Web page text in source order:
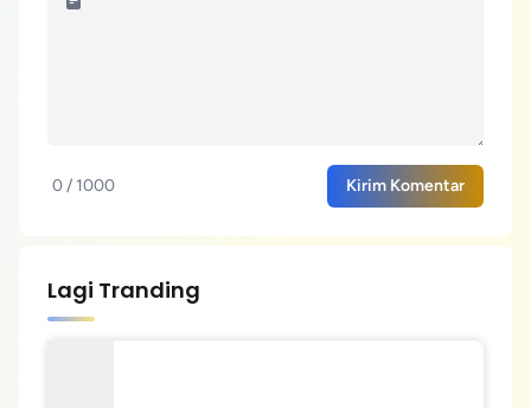
0 / 1000 Kirim Komentar
Lagi Tranding